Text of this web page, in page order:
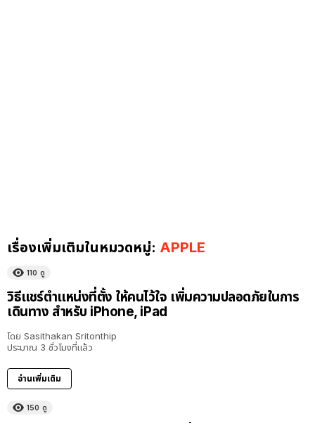
เรื่องเพิ่มเติมในหมวดหมู่: APPLE
110 ดู
วิธีแชร์ตำแหน่งที่ตั้ง ให้คนไว้ใจ เพิ่มความปลอดภัยในการ
เดินทาง สำหรับ iPhone, iPad
โดย Sasithakan Sritonthip
ประมาณ 3 ชั่วโมงที่แล้ว
อ่านเพิ่มเติม
150 ดู